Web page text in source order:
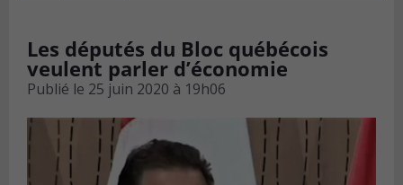
Les députés du Bloc québécois
veulent parler d’économie
Publié le 25 juin 2020 à 19h06